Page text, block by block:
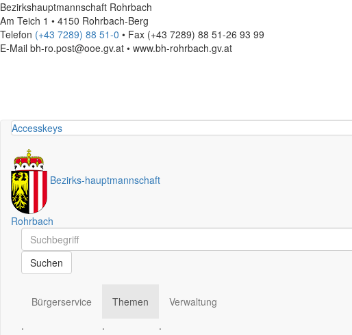
Bezirkshauptmannschaft Rohrbach
Am Teich 1 • 4150 Rohrbach-Berg
Telefon (+43 7289) 88 51-0 • Fax (+43 7289) 88 51-26 93 99
E-Mail bh-ro.post@ooe.gv.at • www.bh-rohrbach.gv.at
Accesskeys
Bezirks-hauptmannschaft
Rohrbach
Schnellsuche
Schnellsuche
Suchen
Bürgerservice
.
Themen
.
Verwaltung
.